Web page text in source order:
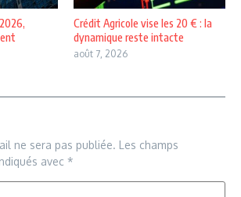
Crédit Agricole vise les 20 € : la
dynamique reste intacte
août 7, 2026
ne sera pas publiée. Les champs
avec *